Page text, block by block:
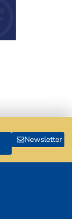
Newsletter